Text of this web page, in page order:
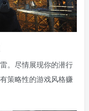
。尽情展现你的潜行
策略性的游戏风格赚